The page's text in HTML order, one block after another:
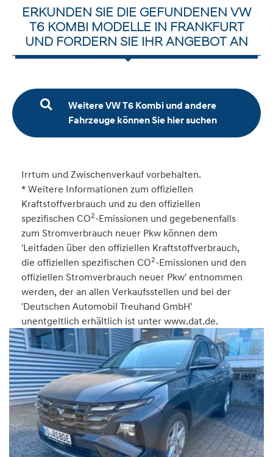
ERKUNDEN SIE DIE GEFUNDENEN VW
T6 KOMBI MODELLE IN FRANKFURT
UND FORDERN SIE IHR ANGEBOT AN
Weitere VW T6 Kombi und andere
Fahrzeuge können Sie hier suchen
Irrtum und Zwischenverkauf vorbehalten.
* Weitere Informationen zum offiziellen
Kraftstoffverbrauch und zu den offiziellen
spezifischen CO2-Emissionen und gegebenenfalls
zum Stromverbrauch neuer Pkw können dem
'Leitfaden über den offiziellen Kraftstoffverbrauch,
die offiziellen spezifischen CO2-Emissionen und den
offiziellen Stromverbrauch neuer Pkw' entnommen
werden, der an allen Verkaufsstellen und bei der
'Deutschen Automobil Treuhand GmbH'
unentgeltlich erhältlich ist unter www.dat.de.